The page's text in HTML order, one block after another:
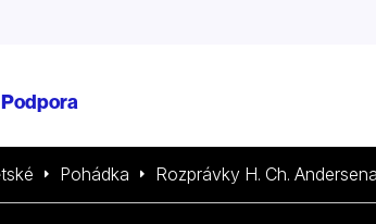
Podpora
Pohádka Rozprávky H. Ch.